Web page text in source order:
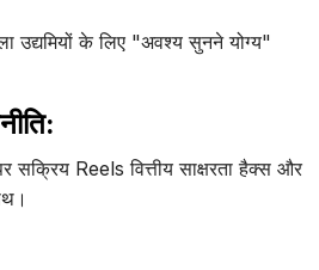
उद्यमियों के लिए "अवश्य सुनने योग्य"
Reels वित्तीय साक्षरता हैक्स और